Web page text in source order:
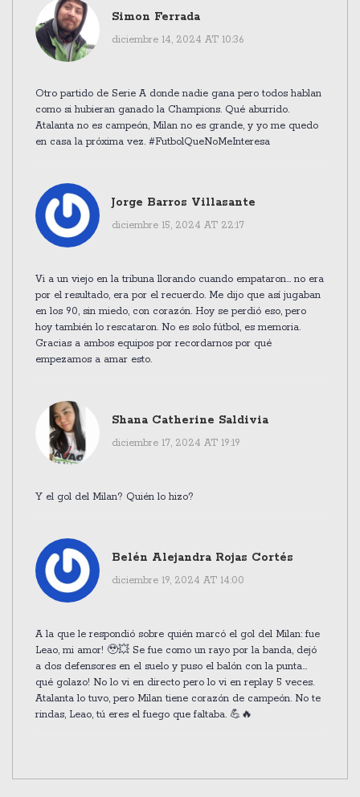
Simon Ferrada
diciembre 14, 2024 AT 10:36
Otro partido de Serie A donde nadie gana pero todos hablan
como si hubieran ganado la Champions. Qué aburrido.
Atalanta no es campeón, Milan no es grande, y yo me quedo
en casa la próxima vez. #FutbolQueNoMeInteresa
Jorge Barros Villasante
diciembre 15, 2024 AT 22:17
Vi a un viejo en la tribuna llorando cuando empataron... no era
por el resultado, era por el recuerdo. Me dijo que así jugaban
en los 90, sin miedo, con corazón. Hoy se perdió eso, pero
hoy también lo rescataron. No es solo fútbol, es memoria.
Gracias a ambos equipos por recordarnos por qué
empezamos a amar esto.
Shana Catherine Saldivia
diciembre 17, 2024 AT 19:19
Y el gol del Milan? Quién lo hizo?
Belén Alejandra Rojas Cortés
diciembre 19, 2024 AT 14:00
A la que le respondió sobre quién marcó el gol del Milan: fue
Leao, mi amor! 🥹💥 Se fue como un rayo por la banda, dejó
a dos defensores en el suelo y puso el balón con la punta...
qué golazo! No lo vi en directo pero lo vi en replay 5 veces.
Atalanta lo tuvo, pero Milan tiene corazón de campeón. No te
rindas, Leao, tú eres el fuego que faltaba. 💪🔥